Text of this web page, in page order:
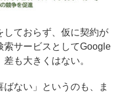
しておらず、仮に契約が
索サービスとしてGoogle
も大きくはない。
ばない」というのも、ま